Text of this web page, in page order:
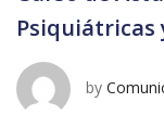
Psiquiátricas
by